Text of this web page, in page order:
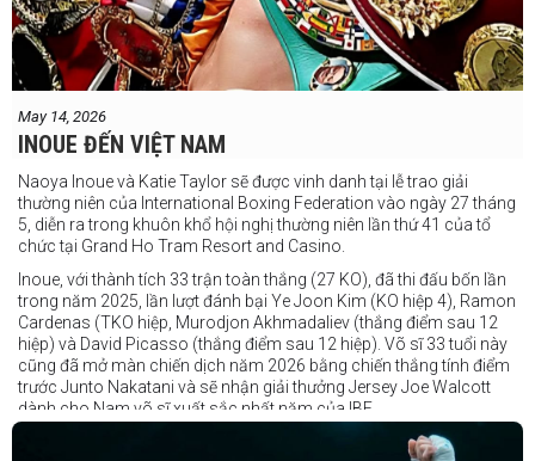
May 14, 2026
INOUE ĐẾN VIỆT NAM
Naoya Inoue và Katie Taylor sẽ được vinh danh tại lễ trao giải
thường niên của International Boxing Federation vào ngày 27 tháng
5, diễn ra trong khuôn khổ hội nghị thường niên lần thứ 41 của tổ
chức tại Grand Ho Tram Resort and Casino.
Inoue, với thành tích 33 trận toàn thắng (27 KO), đã thi đấu bốn lần
trong năm 2025, lần lượt đánh bại Ye Joon Kim (KO hiệp 4), Ramon
Cardenas (TKO hiệp, Murodjon Akhmadaliev (thắng điểm sau 12
hiệp) và David Picasso (thắng điểm sau 12 hiệp). Võ sĩ 33 tuổi này
cũng đã mở màn chiến dịch năm 2026 bằng chiến thắng tính điểm
trước Junto Nakatani và sẽ nhận giải thưởng Jersey Joe Walcott
dành cho Nam võ sĩ xuất sắc nhất năm của IBF.
Trong khi đó, Katie Taylor sẽ được trao danh hiệu Nữ võ sĩ xuất sắc